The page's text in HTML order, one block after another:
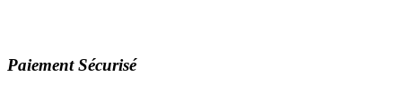
Paiement Sécurisé